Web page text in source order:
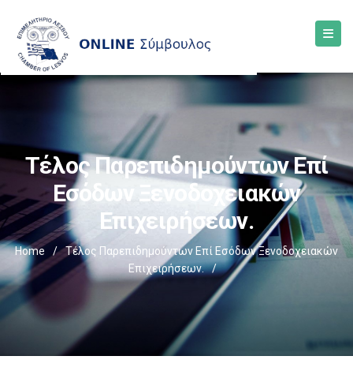
Τέλος Παρεπιδημούντων Επί
Εσόδων Ξενοδοχειακών
Επιχειρήσεων.
Home /
Τέλος Παρεπιδημούντων Επί Εσόδων Ξενοδοχειακών
Επιχειρήσεων.
/